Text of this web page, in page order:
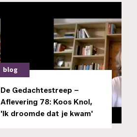
blog
De Gedachtestreep –
Aflevering 78: Koos Knol,
'Ik droomde dat je kwam'